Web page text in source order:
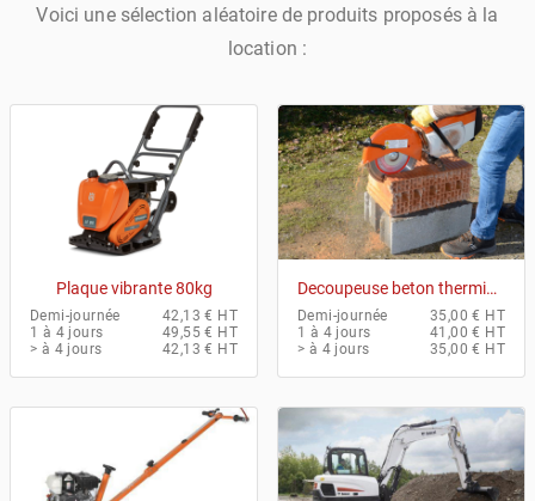
Voici une sélection aléatoire de produits proposés à la
location :
Plaque vibrante 80kg
Demi-journée
1 à 4 jours
> à 4 jours
42,13 € HT
49,55 € HT
42,13 € HT
Decoupeuse beton thermique
Demi-journée
1 à 4 jours
> à 4 jours
35,00 € HT
41,00 € HT
35,00 € HT